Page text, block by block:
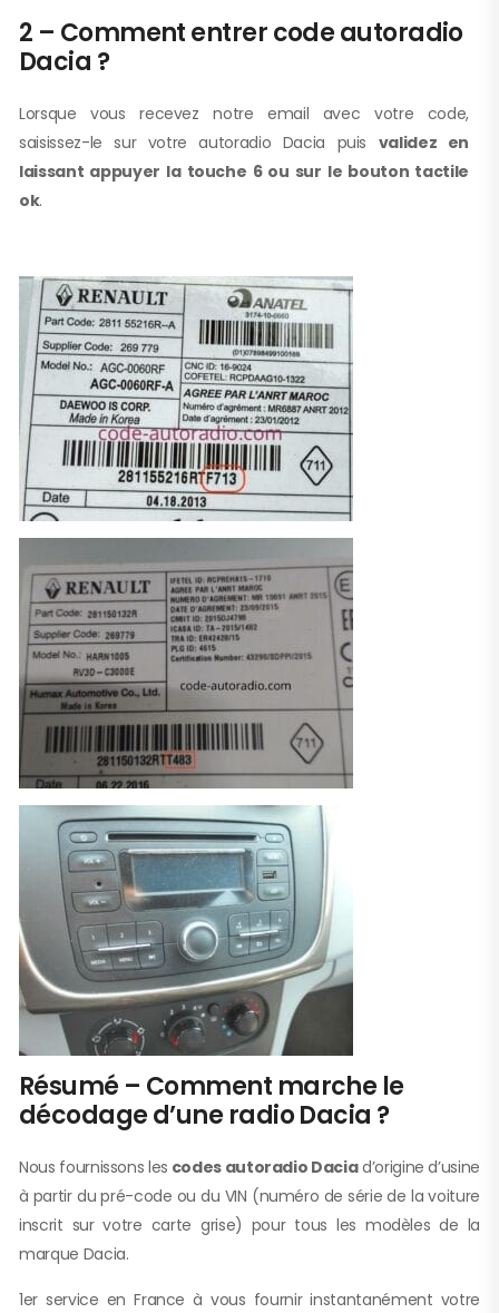
2 – Comment entrer code autoradio
Dacia ?
Lorsque vous recevez notre email avec votre code,
saisissez-le sur votre autoradio Dacia puis validez en
laissant appuyer la touche 6 ou sur le bouton tactile
ok.
Résumé – Comment marche le
décodage d’une radio Dacia ?
Nous fournissons les codes autoradio Daciad’origine d’usine
à partir du pré-code ou du VIN (numéro de série de la voiture
inscrit sur votre carte grise) pour tous les modèles de la
marque Dacia.
1er service en France à vous fournir instantanément votre